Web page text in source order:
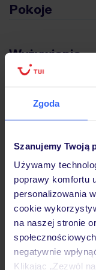
Zgoda
Szanujemy Twoją
Używamy
poprawy komfortu
personalizowania
cookie
na naszej stronie
negatywnie
Klikając „Zezwól
Pokoje
Wyżywienie
Atrakcje
Ważne
Często
Jak zmienić
Czy w Hotelu
Na jakiej
pokładowe/bilety